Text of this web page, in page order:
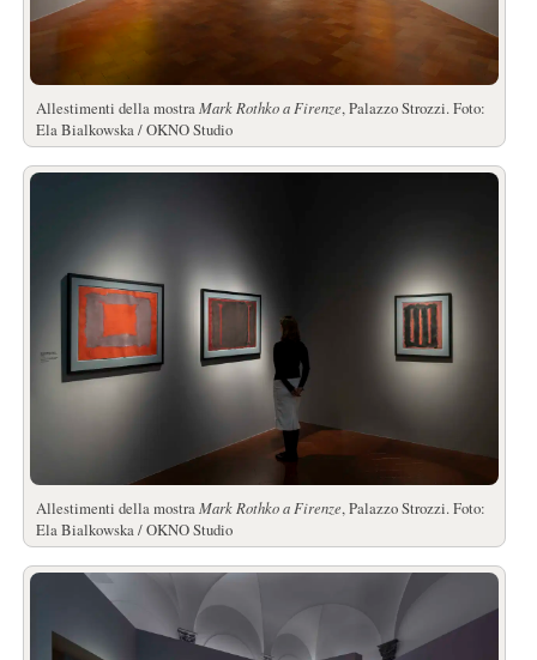
Allestimenti della mostraMark Rothko a Firenze, Palazzo Strozzi. Foto:
Ela Bialkowska / OKNO Studio
Allestimenti della mostraMark Rothko a Firenze, Palazzo Strozzi. Foto:
Ela Bialkowska / OKNO Studio